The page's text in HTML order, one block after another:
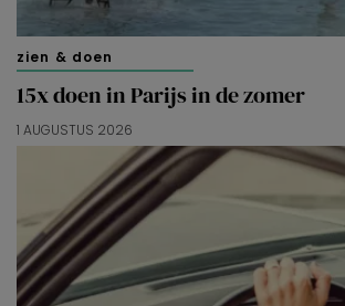
zien & doen
15x doen in Parijs in de zomer
1 AUGUSTUS 2026